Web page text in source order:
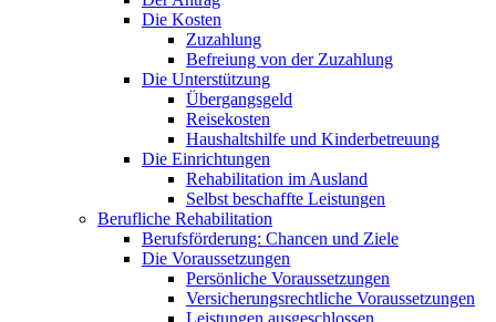
Die Kosten
Zuzahlung
Befreiung von der Zuzahlung
Die Unterstützung
Übergangsgeld
Reisekosten
Haushaltshilfe und Kinderbetreuung
Die Einrichtungen
Rehabilitation im Ausland
Selbst beschaffte Leistungen
Berufliche Rehabilitation
Berufsförderung: Chancen und Ziele
Die Voraussetzungen
Persönliche Voraussetzungen
Versicherungsrechtliche Voraussetzungen
Leistungen ausgeschlossen